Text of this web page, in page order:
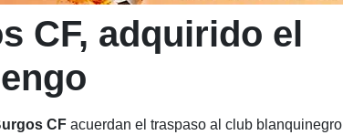
CF, adquirido el
CFacuerdan el traspaso al club blanquinegro